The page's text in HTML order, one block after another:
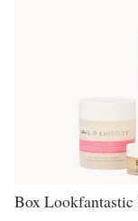
Box Lookfantastic